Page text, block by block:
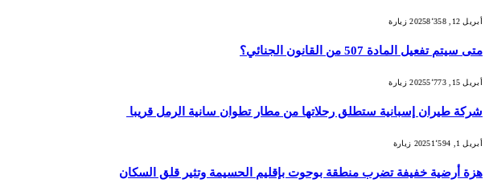
أبريل 12, 2025 8٬358 زيارة
متى سيتم تفعيل المادة 507 من القانون الجنائي؟
أبريل 15, 2025 5٬773 زيارة
شركة طيران إسبانية ستطلق رحلاتها من مطار تطوان سانية الرمل قريبا
أبريل 1, 2025 1٬594 زيارة
هزة أرضية خفيفة تضرب منطقة بوحوت بإقليم الحسيمة وتثير قلق السكان